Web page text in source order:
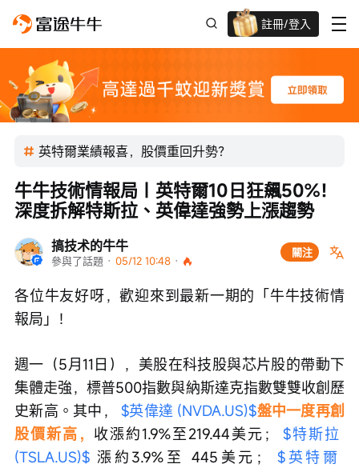
註冊/登入
迎新驚喜賞 股票/BTC等任你揀!
英特爾業績報喜，股價重回升勢？
搞技术的牛牛
參與了話題 · 05/12 10:48 ·
關注
牛牛技術情報局｜英特爾10日狂飆50%！
深度拆解特斯拉、英偉達強勢上漲趨勢
各位牛友好呀，歡迎來到最新一期的「牛牛技術情
報局」！
週一（5月11日），美股在科技股與芯片股的帶動下
集體走強，標普500指數與納斯達克指數雙雙收創歷
史新高。其中， $英偉達 (NVDA.US)$盤中一度再創
股價新高， 收漲約1.9%至219.44美元； $特斯拉
(TSLA.US)$ 漲約3.9%至 445美元； $英特爾